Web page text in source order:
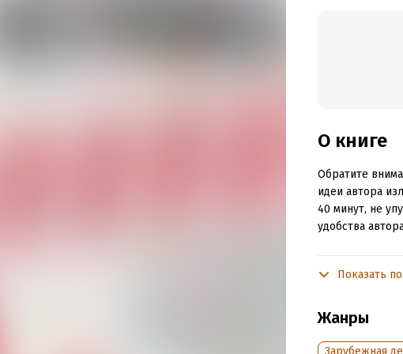
О книге
Обратите
идеи автора
40 минут, не
удобства
и бизнес-
компании и
бестселлеры
Показать
Жанры
Зарубежная